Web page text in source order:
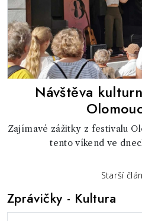
Návštěva
Zajímavé zážitky z festivalu
tento víkend ve
Starší
Zprávičky- Kultura